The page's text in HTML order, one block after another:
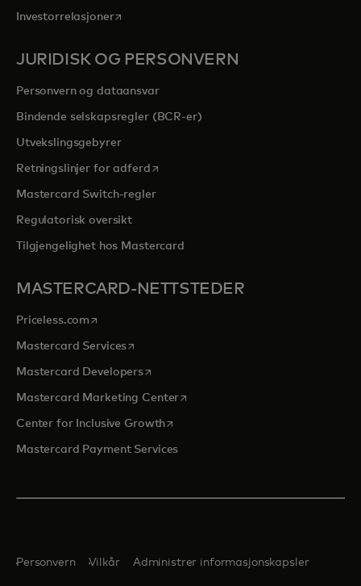
Investorrelasjoneropens in a new tab
JURIDISK OG PERSONVERN
Personvern og dataansvar
Bindende selskapsregler (BCR-er)
Utvekslingsgebyrer
Retningslinjer for adferdopens in a new tab
Mastercard Switch-regler
Regulatorisk oversikt
Tilgjengelighet hos Mastercard
MASTERCARD-NETTSTEDER
Priceless.com opens in a new tab
Mastercard Servicesopens in a new tab
Mastercard Developersopens in a new tab
Mastercard Marketing Centeropens in a new tab
Center for Inclusive Growthopens in a new tab
Mastercard Payment Services
Personvern Vilkår Administrer informasjonskapsler